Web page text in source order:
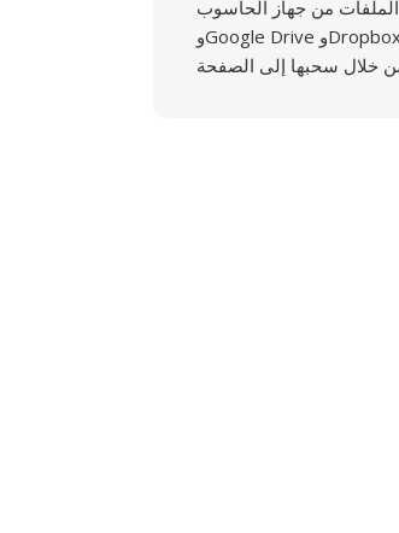
الملفات من جهاز الحاسوب
وGoogle Drive وDropbox، ورابط URL أو